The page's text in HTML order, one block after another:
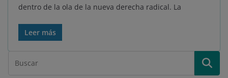
dentro de la ola de la nueva derecha radical. La
Leer más